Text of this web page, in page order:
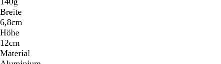
Breite
6,8cm
Höhe
12cm
Material